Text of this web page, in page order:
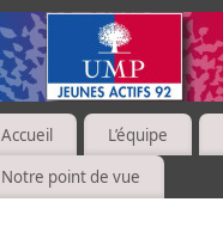
Accueil L’équipe
Notre point de vue